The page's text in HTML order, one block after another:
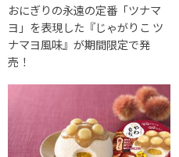
おにぎりの永遠の定番「ツナマ
ヨ」を表現した『じゃがりこ ツ
ナマヨ風味』が期間限定で発
売！